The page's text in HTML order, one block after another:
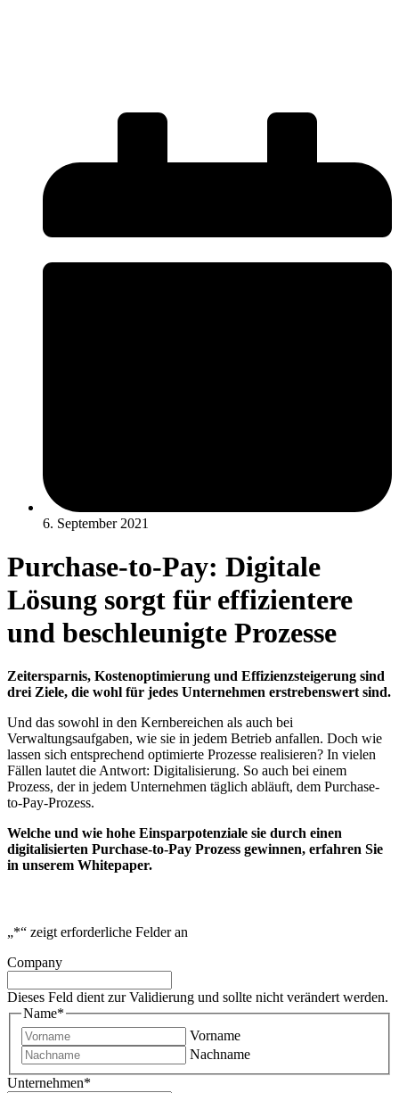
6. September 2021
Purchase-to-Pay: Digitale
Lösung sorgt für effizientere
und beschleunigte Prozesse
Zeitersparnis, Kostenoptimierung und Effizienzsteigerung sind
drei Ziele, die wohl für jedes Unternehmen erstrebenswert sind.
Und das sowohl in den Kernbereichen als auch bei
Verwaltungsaufgaben, wie sie in jedem Betrieb anfallen. Doch wie
lassen sich entsprechend optimierte Prozesse realisieren? In vielen
Fällen lautet die Antwort: Digitalisierung. So auch bei einem
Prozess, der in jedem Unternehmen täglich abläuft, dem Purchase-
to-Pay-Prozess.
Welche und wie hohe Einsparpotenziale sie durch einen
digitalisierten Purchase-to-Pay Prozess gewinnen, erfahren Sie
in unserem Whitepaper.
„*“ zeigt erforderliche Felder an
Company
Dieses Feld dient zur Validierung und sollte nicht verändert werden.
Name*
Vorname
Nachname
Unternehmen*